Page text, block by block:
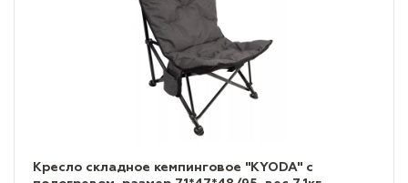
Кресло складное кемпинговое "KYODA" с